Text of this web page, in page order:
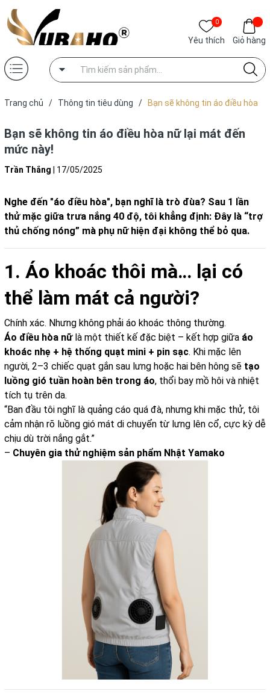
0
Yêu thích Giỏ hàng
Trang chủ / Thông tin tiêu dùng /
Bạn sẽ không tin áo điều hòa
Bạn sẽ không tin áo điều hòa nữ lại mát đến
mức này!
Trần Thắng 17/05/2025
Nghe đến "áo điều hòa", bạn nghĩ là trò đùa? Sau 1 lần
thử mặc giữa trưa nắng 40 độ, tôi khẳng định: Đây là “trợ
thủ chống nóng” mà phụ nữ hiện đại không thể bỏ qua.
1. Áo khoác thôi mà… lại có
thể làm mát cả người?
Chính xác. Nhưng không phải áo khoác thông thường.
Áo điều hòa nữlà một thiết kế đặc biệt – kết hợp giữa áo
khoác nhẹ + hệ thống quạt mini + pin sạc. Khi mặc lên
người, 2–3 chiếc quạt gắn sau lưng hoặc hai bên hông sẽ tạo
luồng gió tuần hoàn bên trong áo, thổi bay mồ hôi và nhiệt
tích tụ trên da.
“Ban đầu tôi nghĩ là quảng cáo quá đà, nhưng khi mặc thử, tôi
cảm nhận rõ luồng gió mát di chuyển từ lưng lên cổ, cực kỳ dễ
chịu dù trời nắng gắt.”
– Chuyên gia thử nghiệm sản phẩm Nhật Yamako